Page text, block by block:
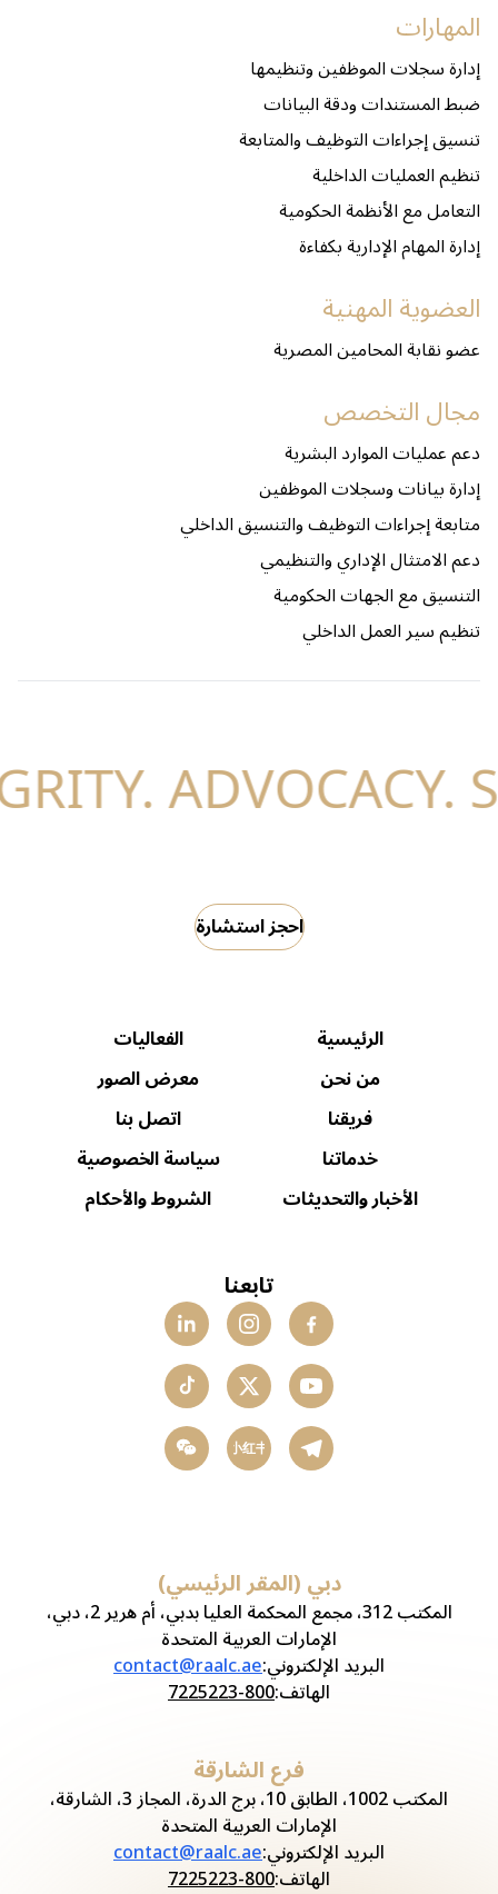
المهارات
إدارة سجلات الموظفين وتنظيمها
ضبط المستندات ودقة البيانات
تنسيق إجراءات التوظيف والمتابعة
تنظيم العمليات الداخلية
التعامل مع الأنظمة الحكومية
إدارة المهام الإدارية بكفاءة
العضوية المهنية
عضو نقابة المحامين المصرية
مجال التخصص
دعم عمليات الموارد البشرية
إدارة بيانات وسجلات الموظفين
متابعة إجراءات التوظيف والتنسيق الداخلي
دعم الامتثال الإداري والتنظيمي
التنسيق مع الجهات الحكومية
تنظيم سير العمل الداخلي
احجز استشارة
الرئيسية
من نحن
فريقنا
خدماتنا
الأخبار والتحديثات
الفعاليات
معرض الصور
اتصل بنا
سياسة الخصوصية
الشروط والأحكام
تابعنا
小红书
دبي (المقر الرئيسي)
المكتب 312، مجمع المحكمة العليا بدبي، أم هرير 2، دبي،
الإمارات العربية المتحدة
البريد الإلكتروني:
contact@raalc.ae
الهاتف:
800-7225223
فرع الشارقة
المكتب 1002، الطابق 10، برج الدرة، المجاز 3، الشارقة،
الإمارات العربية المتحدة
البريد الإلكتروني:
contact@raalc.ae
الهاتف:
800-7225223